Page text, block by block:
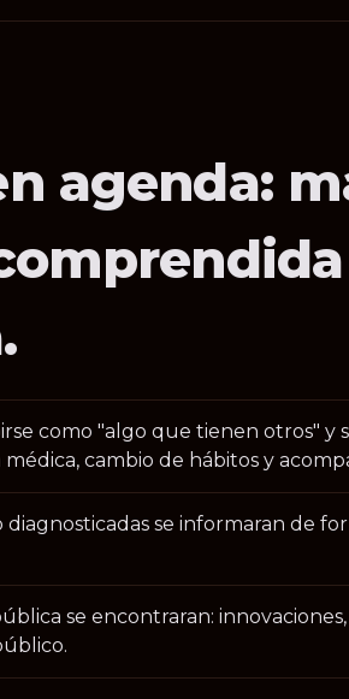
agenda:
como "algo que tienen otros" y
cambio de hábitos y
se informaran de
se encontraran: